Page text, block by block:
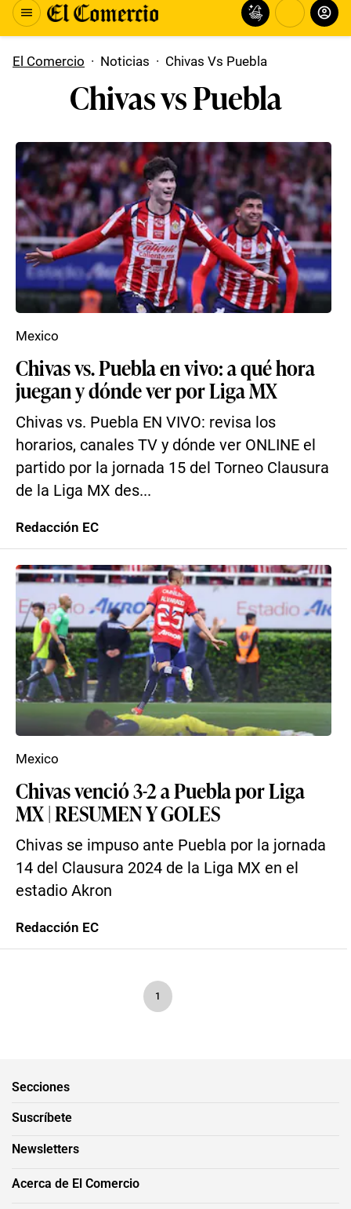
El Comercio · Noticias · Chivas Vs Puebla
Chivas vs Puebla
Chivas vs. Puebla en vivo: a qué hora
juegan y dónde ver por Liga MX
Chivas vs. Puebla EN VIVO: revisa los
horarios, canales TV y dónde ver ONLINE el
partido por la jornada 15 del Torneo Clausura
de la Liga MX des...
Mexico
Redacción EC
Chivas venció 3-2 a Puebla por Liga
MX | RESUMEN Y GOLES
Chivas se impuso ante Puebla por la jornada
14 del Clausura 2024 de la Liga MX en el
estadio Akron
Mexico
Redacción EC
1
Secciones
Suscríbete
Newsletters
Acerca de El Comercio